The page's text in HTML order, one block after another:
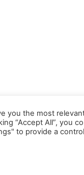
you the most
“Accept All”, you
to provide a